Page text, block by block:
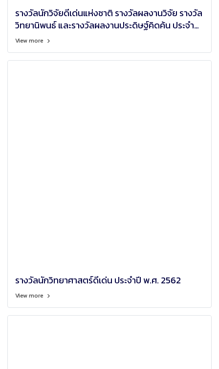
รางวัลนักวิจัยดีเด่นแห่งชาติ รางวัลผลงานวิจัย รางวัล
วิทยานิพนธ์ และรางวัลผลงานประดิษฐ์คิดค้น ประจำ
ปีงบประมาณ 2563
View more
รางวัลนักวิทยาศาสตร์ดีเด่น ประจำปี พ.ศ. 2562
View more